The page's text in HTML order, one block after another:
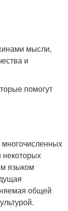
мысли,
и
помогут
некоторых
языком
общей